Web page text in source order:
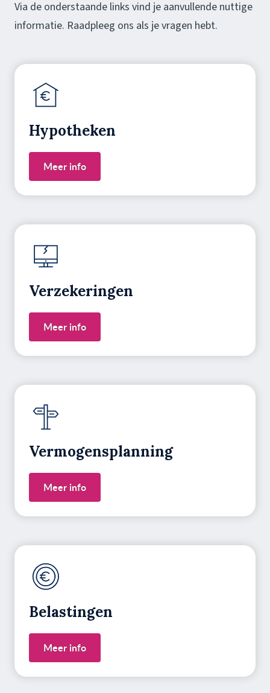
Via de onderstaande links vind je aanvullende nuttige
informatie. Raadpleeg ons als je vragen hebt.
Hypotheken
Meer info
Verzekeringen
Meer info
Vermogens­planning
Meer info
Belastingen
Meer info